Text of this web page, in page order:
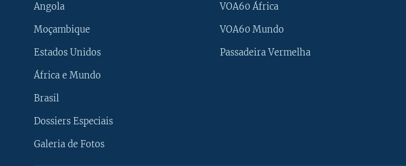
Angola
Moçambique
Estados Unidos
África e Mundo
Brasil
Dossiers Especiais
Galeria de Fotos
VOA60 África
VOA60 Mundo
Passadeira Vermelha